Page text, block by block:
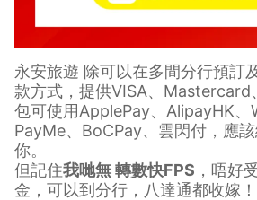
永安旅遊 除可以在多間分行預訂
款方式，提供VISA、Mastercard
包可使用ApplePay、AlipayHK、
PayMe、BoCPay、雲閃付，應
你。
但記住我哋無 轉數快FPS ，唔好
金，可以到分行，八達通都收嫁！